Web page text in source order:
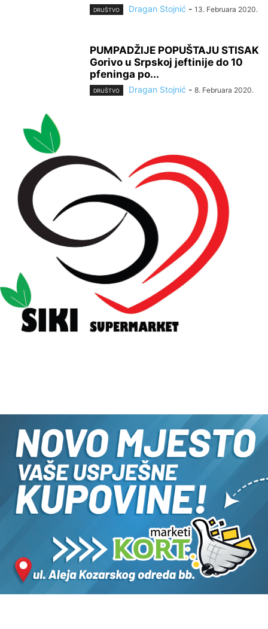
DRUŠTVO Dragan Stojnić - 13. Februara 2020.
PUMPADŽIJE POPUŠTAJU STISAK
Gorivo u Srpskoj jeftinije do 10
pfeninga po...
DRUŠTVO Dragan Stojnić - 8. Februara 2020.